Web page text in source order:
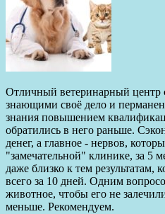
Отличный ветеринарный центр
знающими своё дело и
знания повышением
обратились в него раньше.
денег, а главное - нервов,
"замечательной" клинике, за 5
даже близко к тем
всего за 10 дней. Одним
животное, чтобы его не
меньше. Рекомендуем.